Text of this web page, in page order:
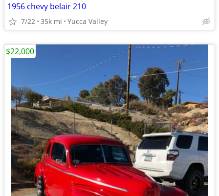
1956 chevy belair 210
7/22 35k mi Yucca Valley
$22,000